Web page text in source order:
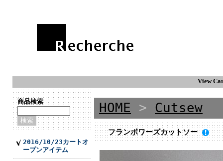
View
商品検索
2016/10/23カートオ
ープンアイテム
HOME > Cutsew
フランボワーズカットソー